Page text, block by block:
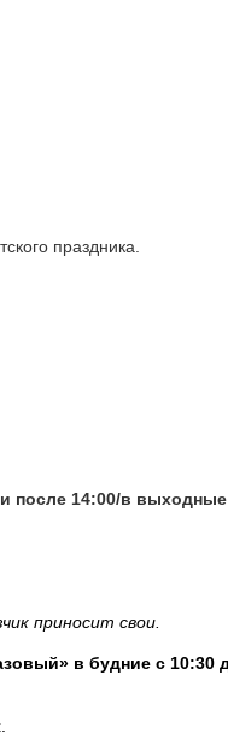
праздника.
после 14:00/в
приносит свои.
в будние с 10:30